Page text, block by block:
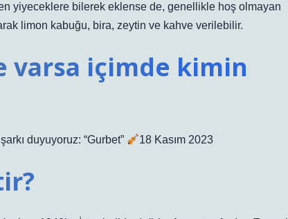
yiyeceklere bilerek eklense de, genellikle hoş olmayan
limon kabuğu, bira, zeytin ve kahve verilebilir.
varsa içimde kimin
duyuyoruz: “Gurbet” 18 Kasım 2023